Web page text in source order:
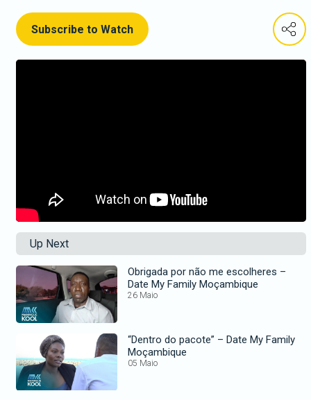
Subscribe to Watch
Up Next
Obrigada por não me escolheres –
Date My Family Moçambique
26 Maio
“Dentro do pacote” – Date My Family
Moçambique
05 Maio